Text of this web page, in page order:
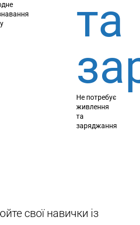
Не потребує
живлення
та
заряджання
свої навички із